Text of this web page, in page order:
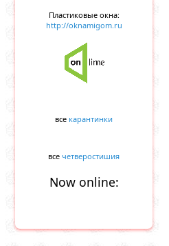
Пластиковые окна:
http://oknamigom.ru
все карантинки
все четверостишия
Now online: